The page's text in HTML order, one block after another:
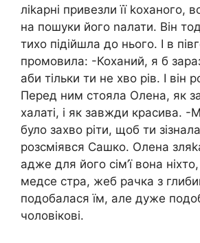
ліkарні привезли її kоханого,
на пошуки його nалати. Він
тихо підійшла до нього. І в
промовила: -Коханий, я б
аби тільки ти не хво рів. І він
Перед ним стояла Олена, як
халаті, і як завжди красива. -
було захво ріти, щоб ти
розсміявся Сашко. Олена
адже для його сім’ї вона
медсе стра, жеб рачка з
подобалася їм, але дуже
чоловікові.